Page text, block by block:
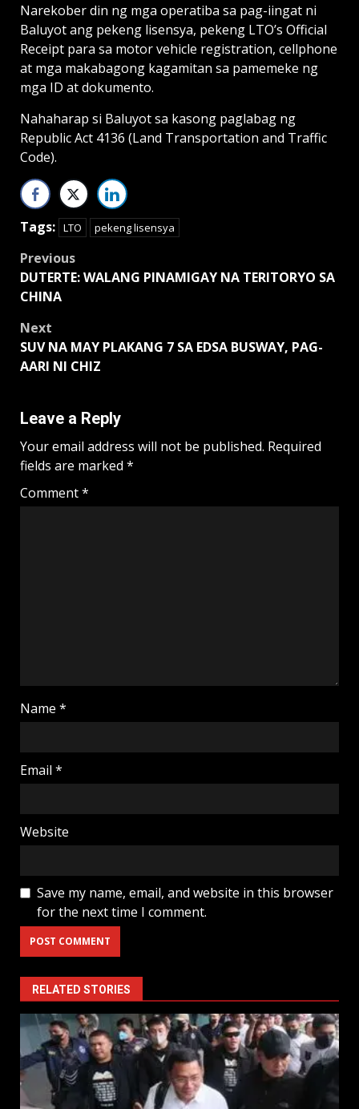
Narekober din ng mga operatiba sa pag-iingat ni
Baluyot ang pekeng lisensya, pekeng LTO’s Official
Receipt para sa motor vehicle registration, cellphone
at mga makabagong kagamitan sa pamemeke ng
mga ID at dokumento.
Nahaharap si Baluyot sa kasong paglabag ng
Republic Act 4136 (Land Transportation and Traffic
Code).
Tags: LTO pekeng lisensya
Post
navigation
Previous
DUTERTE: WALANG PINAMIGAY NA TERITORYO SA
CHINA
Next
SUV NA MAY PLAKANG 7 SA EDSA BUSWAY, PAG-
AARI NI CHIZ
Leave a Reply
Your email address will not be published. Required
fields are marked *
Comment*
Name *
Email *
Website
Save my name, email, and website in this browser
for the next time I comment.
RELATED STORIES